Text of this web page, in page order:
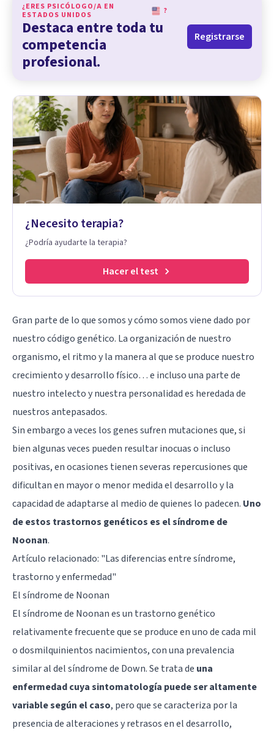
¿ERES PSICÓLOGO/A EN
ESTADOS UNIDOS
?
Destaca entre toda tu
competencia
profesional.
Registrarse
¿Necesito terapia?
¿Podría ayudarte la terapia?
Hacer el test
Gran parte de lo que somos y cómo somos viene dado por
nuestro código genético. La organización de nuestro
organismo, el ritmo y la manera al que se produce nuestro
crecimiento y desarrollo físico… e incluso una parte de
nuestro intelecto y nuestra personalidad es heredada de
nuestros antepasados.
Sin embargo a veces los genes sufren mutaciones que, si
bien algunas veces pueden resultar inocuas o incluso
positivas, en ocasiones tienen severas repercusiones que
dificultan en mayor o menor medida el desarrollo y la
capacidad de adaptarse al medio de quienes lo padecen. Uno
de estos trastornos genéticos es el síndrome de
Noonan.
Artículo relacionado: "Las diferencias entre síndrome,
trastorno y enfermedad"
El síndrome de Noonan
El síndrome de Noonan es un trastorno genético
relativamente frecuente que se produce en uno de cada mil
o dosmilquinientos nacimientos, con una prevalencia
similar al del síndrome de Down. Se trata de una
enfermedad cuya sintomatología puede ser altamente
variable según el caso, pero que se caracteriza por la
presencia de alteraciones y retrasos en el desarrollo,